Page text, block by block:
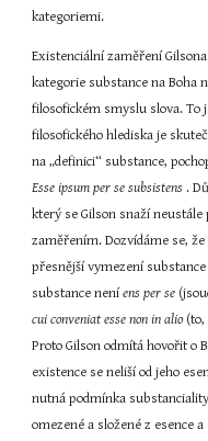
kategoriemi.
Existenciální zaměření
kategorie substance na Boha
filosofickém smyslu slova. To
filosofického hlediska je
na „definici“ substance,
Esse ipsum per se subsistens .
který se Gilson snaží
zaměřením. Dozvídáme se,
přesnější vymezení
substance není ens per se
cui conveniat esse non in alio
Proto Gilson odmítá hovořit o
existence se neliší od jeho
nutná podmínka
omezené a složené z esence